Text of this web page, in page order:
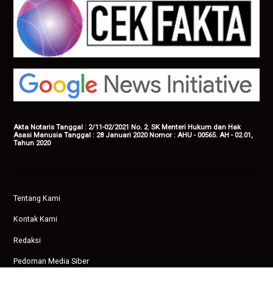
Akta Notaris Tanggal : 2/11-02/2021 No. 2. SK Menteri Hukum dan Hak
Asasi Manusia Tanggal : 28 Januari 2020 Nomor : AHU - 00565. AH - 02.01,
Tahun 2020
Tentang Kami
Kontak Kami
Redaksi
Pedoman Media Siber